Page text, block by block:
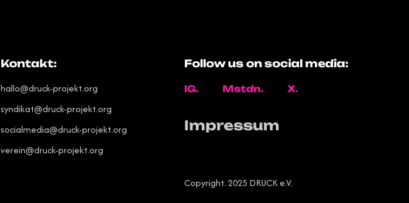
Kontakt:
hallo@druck-projekt.org
syndikat@druck-projekt.org
socialmedia@druck-projekt.org
verein@druck-projekt.org
Follow us on social media:
IG. Mstdn. X.
Impressum
Copyright. 2025 DRUCK e.V.